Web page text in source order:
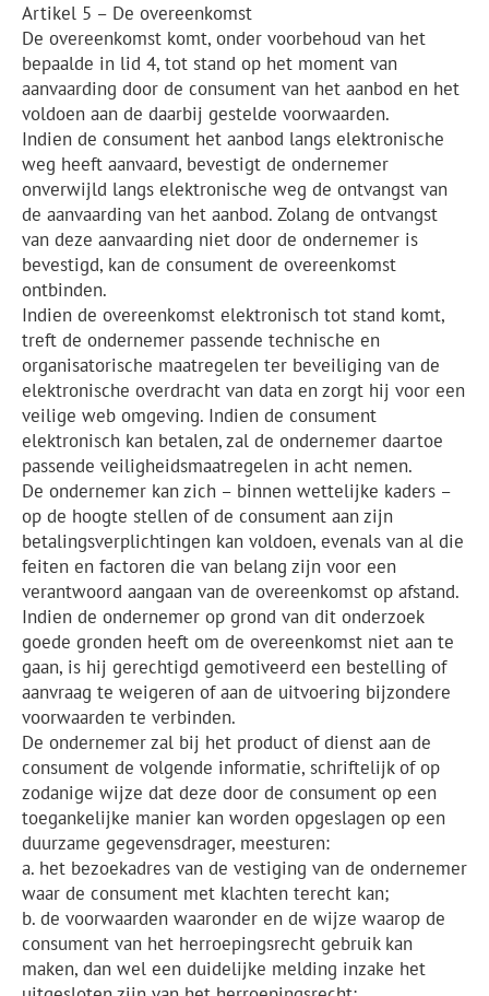
Artikel 5 – De overeenkomst
De overeenkomst komt, onder voorbehoud van het
bepaalde in lid 4, tot stand op het moment van
aanvaarding door de consument van het aanbod en het
voldoen aan de daarbij gestelde voorwaarden.
Indien de consument het aanbod langs elektronische
weg heeft aanvaard, bevestigt de ondernemer
onverwijld langs elektronische weg de ontvangst van
de aanvaarding van het aanbod. Zolang de ontvangst
van deze aanvaarding niet door de ondernemer is
bevestigd, kan de consument de overeenkomst
ontbinden.
Indien de overeenkomst elektronisch tot stand komt,
treft de ondernemer passende technische en
organisatorische maatregelen ter beveiliging van de
elektronische overdracht van data en zorgt hij voor een
veilige web omgeving. Indien de consument
elektronisch kan betalen, zal de ondernemer daartoe
passende veiligheidsmaatregelen in acht nemen.
De ondernemer kan zich – binnen wettelijke kaders –
op de hoogte stellen of de consument aan zijn
betalingsverplichtingen kan voldoen, evenals van al die
feiten en factoren die van belang zijn voor een
verantwoord aangaan van de overeenkomst op afstand.
Indien de ondernemer op grond van dit onderzoek
goede gronden heeft om de overeenkomst niet aan te
gaan, is hij gerechtigd gemotiveerd een bestelling of
aanvraag te weigeren of aan de uitvoering bijzondere
voorwaarden te verbinden.
De ondernemer zal bij het product of dienst aan de
consument de volgende informatie, schriftelijk of op
zodanige wijze dat deze door de consument op een
toegankelijke manier kan worden opgeslagen op een
duurzame gegevensdrager, meesturen:
a. het bezoekadres van de vestiging van de ondernemer
waar de consument met klachten terecht kan;
b. de voorwaarden waaronder en de wijze waarop de
consument van het herroepingsrecht gebruik kan
maken, dan wel een duidelijke melding inzake het